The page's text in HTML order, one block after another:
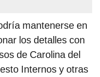
mantenerse en
los detalles con
de Carolina del
Internos y otras